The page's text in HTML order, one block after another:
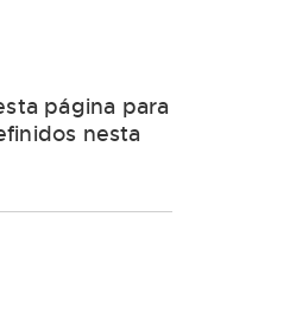
página para
nesta